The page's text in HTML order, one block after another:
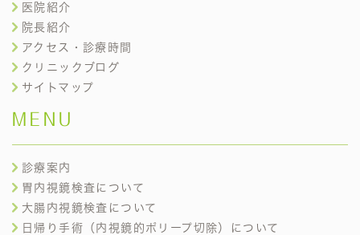
医院紹介
院長紹介
アクセス・診療時間
クリニックブログ
サイトマップ
MENU
診療案内
胃内視鏡検査について
大腸内視鏡検査について
日帰り手術（内視鏡的ポリープ切除）について